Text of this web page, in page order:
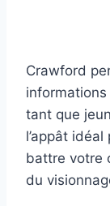
Crawford
tant que
l’appât
battre votre
du